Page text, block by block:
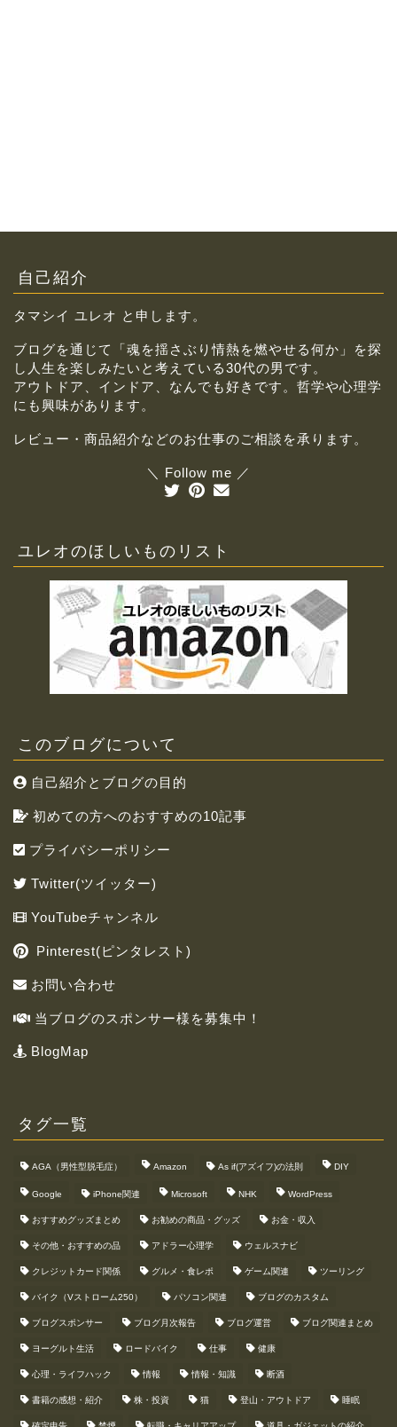
自己紹介
タマシイ ユレオ と申します。
ブログを通じて「魂を揺さぶり情熱を燃やせる何か」を探
し人生を楽しみたいと考えている30代の男です。
アウトドア、インドア、なんでも好きです。哲学や心理学
にも興味があります。
レビュー・商品紹介などのお仕事のご相談を承ります。
＼ Follow me ／
ユレオのほしいものリスト
このブログについて
自己紹介とブログの目的
初めての方へのおすすめの10記事
プライバシーポリシー
Twitter(ツイッター)
YouTubeチャンネル
Pinterest(ピンタレスト)
お問い合わせ
当ブログのスポンサー様を募集中！
BlogMap
タグ一覧
AGA（男性型脱毛症） Amazon As if(アズイフ)の法則 DIY
Google iPhone関連 Microsoft NHK WordPress
おすすめグッズまとめ お勧めの商品・グッズ お金・収入
その他・おすすめの品 アドラー心理学 ウェルスナビ
クレジットカード関係 グルメ・食レポ ゲーム関連 ツーリング
バイク（Vストローム250） パソコン関連 ブログのカスタム
ブログスポンサー ブログ月次報告 ブログ運営 ブログ関連まとめ
ヨーグルト生活 ロードバイク 仕事 健康
心理・ライフハック 情報 情報・知識 断酒
書籍の感想・紹介 株・投資 猫 登山・アウトドア 睡眠